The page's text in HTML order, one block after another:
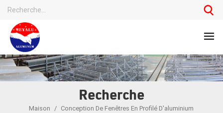
Recherche
Maison / Conception De Fenêtres En Profilé D'aluminium